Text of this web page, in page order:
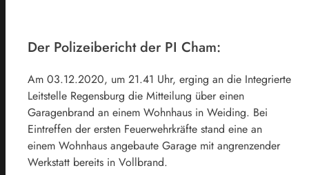
Der Polizeibericht der PI Cham:
Am 03.12.2020, um 21.41 Uhr, erging an die Integrierte
Leitstelle Regensburg die Mitteilung über einen
Garagenbrand an einem Wohnhaus in Weiding. Bei
Eintreffen der ersten Feuerwehrkräfte stand eine an
einem Wohnhaus angebaute Garage mit angrenzender
Werkstatt bereits in Vollbrand.